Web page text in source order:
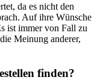
da es nicht den
Auf ihre Wünsche
ist immer von Fall zu
Meinung anderer,
finden?